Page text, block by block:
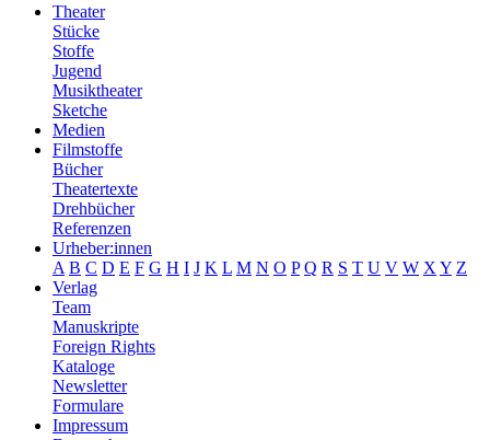
Theater
Stücke
Stoffe
Jugend
Musiktheater
Sketche
Medien
Filmstoffe
Bücher
Theatertexte
Drehbücher
Referenzen
Urheber:innen
A B C D E F G H I J K L M N O P Q R S T U V W X Y Z
Verlag
Team
Manuskripte
Foreign Rights
Kataloge
Newsletter
Formulare
Impressum